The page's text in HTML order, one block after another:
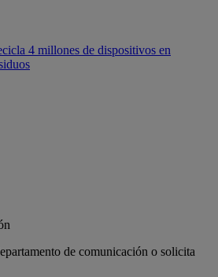
4 millones de dispositivos en
de comunicación o solicita